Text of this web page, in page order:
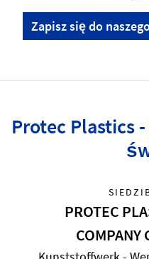
Zapisz się do
Protec Plastics
PROTEC
COMPANY